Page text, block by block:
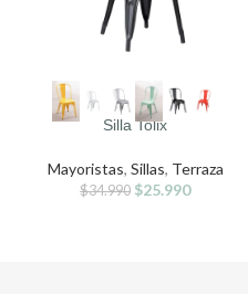
SELECCIONAR OPCIONES
Silla Tolix
Mayoristas, Sillas, Terraza
$34.990 $25.990